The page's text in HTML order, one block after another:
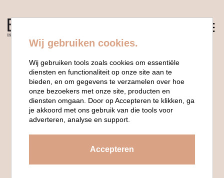
UNCLE JIM
UTRECHT
Wij gebruiken cookies.
Wij gebruiken tools zoals cookies om essentiële
diensten en functionaliteit op onze site aan te
bieden, en om gegevens te verzamelen over hoe
onze bezoekers met onze site, producten en
diensten omgaan. Door op Accepteren te klikken, ga
je akkoord met ons gebruik van die tools voor
adverteren, analyse en support.
Accepteren